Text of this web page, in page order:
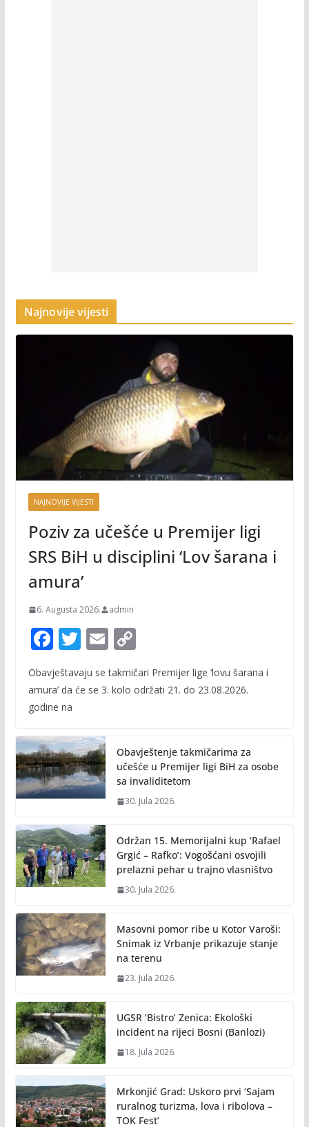
Najnovije vijesti
NAJNOVIJE VIJESTI
Poziv za učešće u Premijer ligi
SRS BiH u disciplini ‘Lov šarana i
amura’
6. Augusta 2026. admin
F
ac
e
b
o
k
T
itt
E
m
ai
C
o
p
n
k
Obavještavaju se takmičari Premijer lige ‘lovu šarana i
amura’ da će se 3. kolo održati 21. do 23.08.2026.
godine na
Obavještenje takmičarima za
učešće u Premijer ligi BiH za osobe
sa invaliditetom
30. Jula 2026.
Održan 15. Memorijalni kup ‘Rafael
Grgić – Rafko’: Vogošćani osvojili
prelazni pehar u trajno vlasništvo
30. Jula 2026.
Masovni pomor ribe u Kotor Varoši:
Snimak iz Vrbanje prikazuje stanje
na terenu
23. Jula 2026.
UGSR ‘Bistro’ Zenica: Ekološki
incident na rijeci Bosni (Banlozi)
18. Jula 2026.
Mrkonjić Grad: Uskoro prvi ‘Sajam
ruralnog turizma, lova i ribolova –
TOK Fest’